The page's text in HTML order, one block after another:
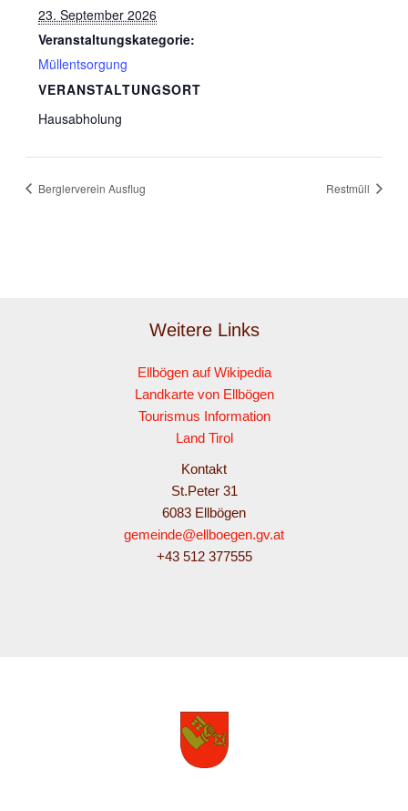
23. September 2026
Veranstaltungskategorie:
Müllentsorgung
VERANSTALTUNGSORT
Hausabholung
Berglerverein Ausflug Restmüll
Weitere Links
Ellbögen auf Wikipedia
Landkarte von Ellbögen
Tourismus Information
Land Tirol
Kontakt
St.Peter 31
6083 Ellbögen
gemeinde@ellboegen.gv.at
+43 512 377555